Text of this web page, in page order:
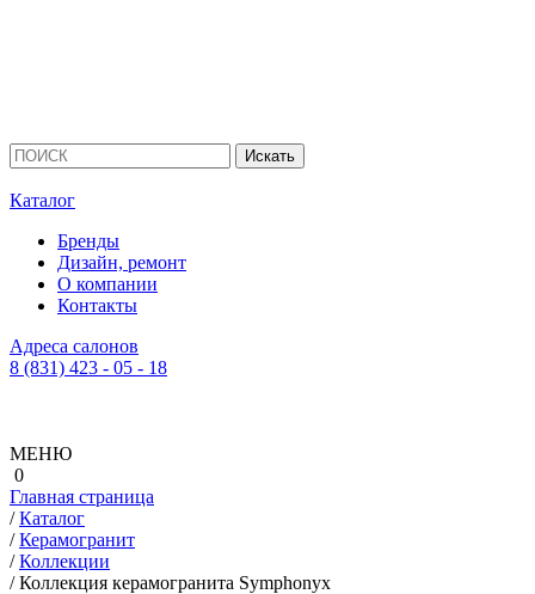
Каталог
Бренды
Дизайн, ремонт
О компании
Контакты
Адреса салонов
8 (831) 423 - 05 - 18
МЕНЮ
0
Главная страница
/ Каталог
/ Керамогранит
/ Коллекции
/ Коллекция керамогранита Symphonyx